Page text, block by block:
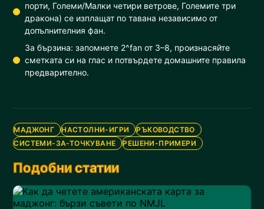
порти, Големи/Малки четири ветрове, Големите три
дракона) се изплащат по тавана независимо от
допълнителния фан.
За бързина: запомнете 2^fan от 3–8, произнасяйте
сметката си на глас и потвърдете домашните правила
предварително.
МАДЖОНГ НАСТОЛНИ-ИГРИ
РЪКОВОДСТВО
СИСТЕМИ-ЗА-ТОЧКУВАНЕ
РЕШЕНИ-ПРИМЕРИ
Подобни статии